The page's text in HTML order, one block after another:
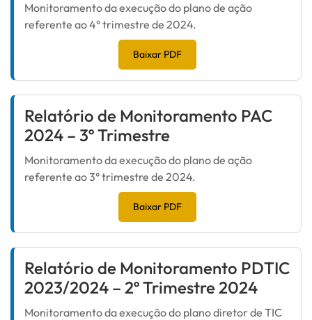
Monitoramento da execução do plano de ação
referente ao 4° trimestre de 2024.
Baixar PDF
Relatório de Monitoramento PAC
2024 – 3º Trimestre
Monitoramento da execução do plano de ação
referente ao 3° trimestre de 2024.
Baixar PDF
Relatório de Monitoramento PDTIC
2023/2024 – 2º Trimestre 2024
Monitoramento da execução do plano diretor de TIC